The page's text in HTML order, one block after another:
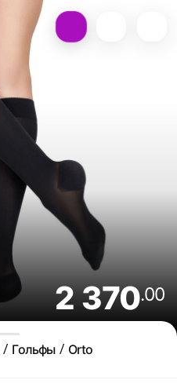
2 370.00
Гольфы Orto